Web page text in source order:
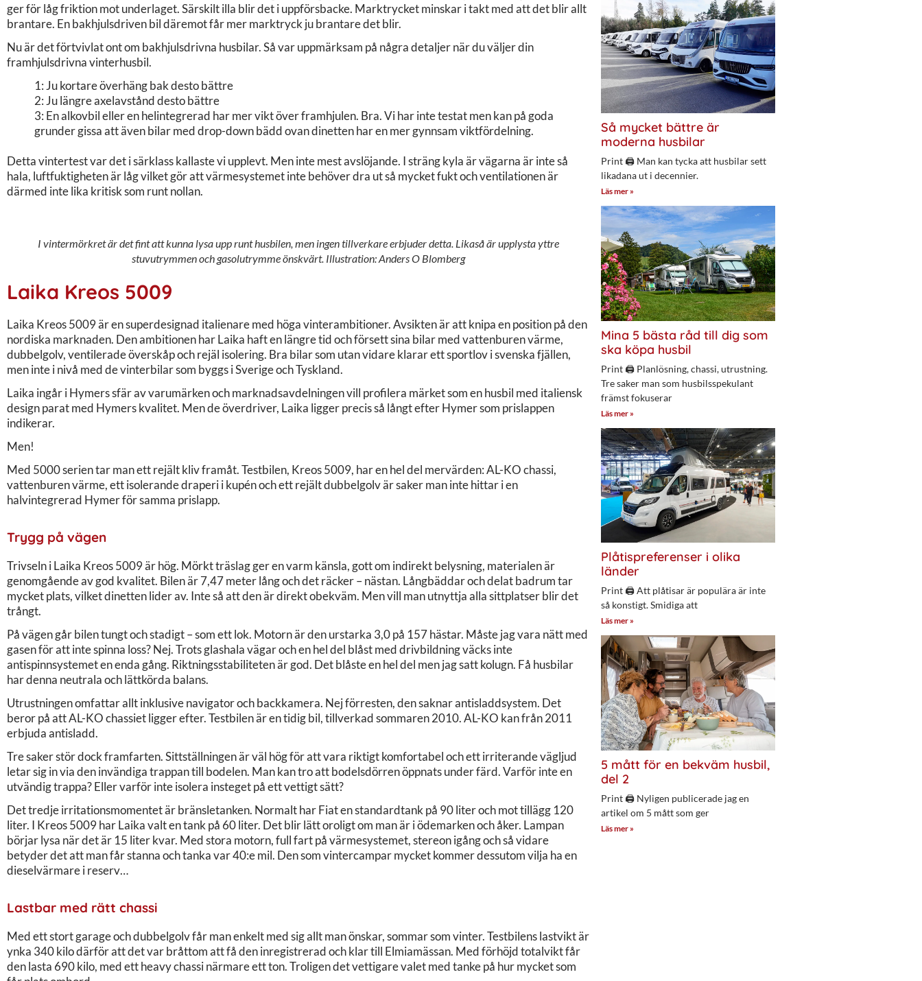
ger för låg friktion mot underlaget. Särskilt illa blir det i uppförsbacke. Marktrycket minskar i takt med att det blir allt
brantare. En bakhjulsdriven bil däremot får mer marktryck ju brantare det blir.
Nu är det förtvivlat ont om bakhjulsdrivna husbilar. Så var uppmärksam på några detaljer när du väljer din
framhjulsdrivna vinterhusbil.
1: Ju kortare överhäng bak desto bättre
2: Ju längre axelavstånd desto bättre
3: En alkovbil eller en helintegrerad har mer vikt över framhjulen. Bra. Vi har inte testat men kan på goda
grunder gissa att även bilar med drop-down bädd ovan dinetten har en mer gynnsam viktfördelning.
Detta vintertest var det i särklass kallaste vi upplevt. Men inte mest avslöjande. I sträng kyla är vägarna är inte så
hala, luftfuktigheten är låg vilket gör att värmesystemet inte behöver dra ut så mycket fukt och ventilationen är
därmed inte lika kritisk som runt nollan.
I vintermörkret är det fint att kunna lysa upp runt husbilen, men ingen tillverkare erbjuder detta. Likaså är upplysta yttre
stuvutrymmen och gasolutrymme önskvärt. Illustration: Anders O Blomberg
Laika Kreos 5009
Laika Kreos 5009 är en superdesignad italienare med höga vinterambitioner. Avsikten är att knipa en position på den
nordiska marknaden. Den ambitionen har Laika haft en längre tid och försett sina bilar med vattenburen värme,
dubbelgolv, ventilerade överskåp och rejäl isolering. Bra bilar som utan vidare klarar ett sportlov i svenska fjällen,
men inte i nivå med de vinterbilar som byggs i Sverige och Tyskland.
Laika ingår i Hymers sfär av varumärken och marknadsavdelningen vill profilera märket som en husbil med italiensk
design parat med Hymers kvalitet. Men de överdriver, Laika ligger precis så långt efter Hymer som prislappen
indikerar.
Men!
Med 5000 serien tar man ett rejält kliv framåt. Testbilen, Kreos 5009, har en hel del mervärden: AL-KO chassi,
vattenburen värme, ett isolerande draperi i kupén och ett rejält dubbelgolv är saker man inte hittar i en
halvintegrerad Hymer för samma prislapp.
Trygg på vägen
Trivseln i Laika Kreos 5009 är hög. Mörkt träslag ger en varm känsla, gott om indirekt belysning, materialen är
genomgående av god kvalitet. Bilen är 7,47 meter lång och det räcker – nästan. Långbäddar och delat badrum tar
mycket plats, vilket dinetten lider av. Inte så att den är direkt obekväm. Men vill man utnyttja alla sittplatser blir det
trångt.
På vägen går bilen tungt och stadigt – som ett lok. Motorn är den urstarka 3,0 på 157 hästar. Måste jag vara nätt med
gasen för att inte spinna loss? Nej. Trots glashala vägar och en hel del blåst med drivbildning väcks inte
antispinnsystemet en enda gång. Riktningsstabiliteten är god. Det blåste en hel del men jag satt kolugn. Få husbilar
har denna neutrala och lättkörda balans.
Utrustningen omfattar allt inklusive navigator och backkamera. Nej förresten, den saknar antisladdsystem. Det
beror på att AL-KO chassiet ligger efter. Testbilen är en tidig bil, tillverkad sommaren 2010. AL-KO kan från 2011
erbjuda antisladd.
Tre saker stör dock framfarten. Sittställningen är väl hög för att vara riktigt komfortabel och ett irriterande vägljud
letar sig in via den invändiga trappan till bodelen. Man kan tro att bodelsdörren öppnats under färd. Varför inte en
utvändig trappa? Eller varför inte isolera insteget på ett vettigt sätt?
Det tredje irritationsmomentet är bränsletanken. Normalt har Fiat en standardtank på 90 liter och mot tillägg 120
liter. I Kreos 5009 har Laika valt en tank på 60 liter. Det blir lätt oroligt om man är i ödemarken och åker. Lampan
börjar lysa när det är 15 liter kvar. Med stora motorn, full fart på värmesystemet, stereon igång och så vidare
betyder det att man får stanna och tanka var 40:e mil. Den som vintercampar mycket kommer dessutom vilja ha en
dieselvärmare i reserv…
Lastbar med rätt chassi
Med ett stort garage och dubbelgolv får man enkelt med sig allt man önskar, sommar som vinter. Testbilens lastvikt är
ynka 340 kilo därför att det var bråttom att få den inregistrerad och klar till Elmiamässan. Med förhöjd totalvikt får
den lasta 690 kilo, med ett heavy chassi närmare ett ton. Troligen det vettigare valet med tanke på hur mycket som
Så mycket bättre är
moderna husbilar
Print 🖨 Man kan tycka att husbilar sett
likadana ut i decennier.
Läs mer »
Mina 5 bästa råd till dig som
ska köpa husbil
Print 🖨 Planlösning, chassi, utrustning.
Tre saker man som husbilsspekulant
främst fokuserar
Läs mer »
Plåtispreferenser i olika
länder
Print 🖨 Att plåtisar är populära är inte
så konstigt. Smidiga att
Läs mer »
5 mått för en bekväm husbil,
del 2
Print 🖨 Nyligen publicerade jag en
artikel om 5 mått som ger
Läs mer »